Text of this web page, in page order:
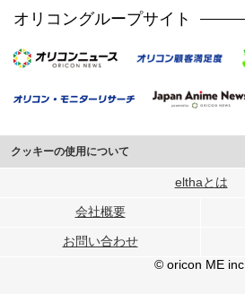
オリコングループサイト
クッキーの使用について
このサイトでは Cookie を使用して、ユーザー
行っています。
メディアや広告配信、データ解析の各パートナ
各パートナーは、この情報とユーザーが各パー
ユーザーが各パートナーのサービスを使用した
elthaとは
会社概要
お問い合わせ
© oricon ME inc.